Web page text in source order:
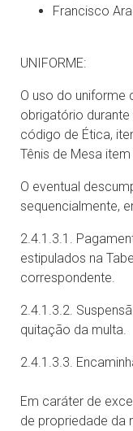
Francisco
UNIFORME:
O uso do uniforme
obrigatório
código de Ética,
Tênis de Mesa item
O eventual
sequencialmente,
2.4.1.3.1.
estipulados na
correspondente.
2.4.1.3.2.
quitação da multa.
2.4.1.3.3.
Em caráter de
de propriedade da